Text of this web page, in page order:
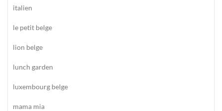
italien
le petit belge
lion belge
lunch garden
luxembourg belge
mama mia